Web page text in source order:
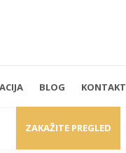
Kraljice Natalije 35
11000 Beograd
BLOG KONTAKT
ZAKAŽITE PREGLED